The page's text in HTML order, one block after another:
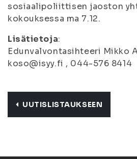
sosiaalipoliittisen jaoston
kokouksessa ma 7.12.
Lisätietoja:
Edunvalvontasihteeri Mikko
koso@isyy.fi , 044-576 8414
UUTISLISTAUKSEEN